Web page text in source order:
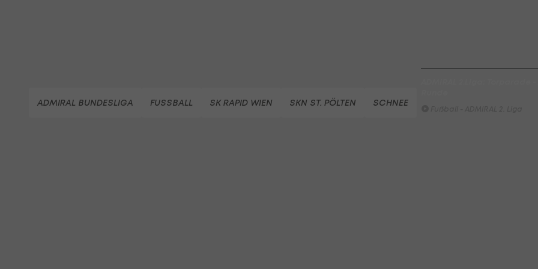
ADMIRAL BUNDESLIGA FUSSBALL SK RAPID WIEN SKN ST. PÖLTEN SCHNEE